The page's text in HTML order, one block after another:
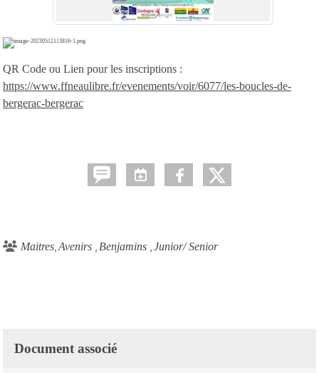
QR Code ou Lien pour les inscriptions :
https://www.ffneaulibre.fr/evenements/voir/6077/les-boucles-de-
bergerac-bergerac
Maitres Avenirs Benjamins Junior/ Senior
Document associé